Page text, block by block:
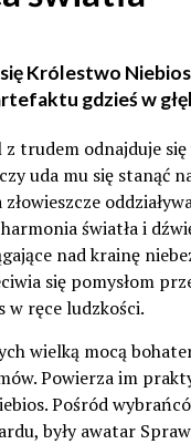
Królestwo
gdzieś w
trudem odnajduje
uda mu się stanąć
światła i
nad krainę
się pomysłom
w ręce ludzkości.
wielką mocą
Powierza im
Pośród
były awatar